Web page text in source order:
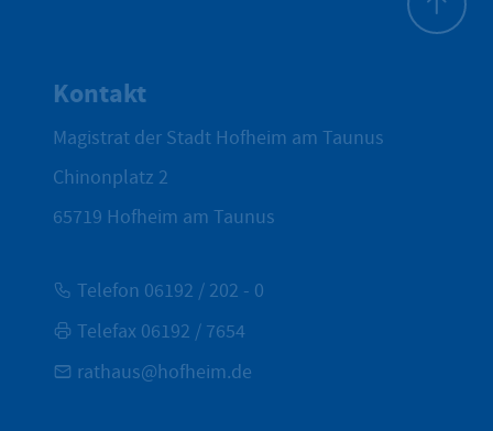
Kontakt
Magistrat der Stadt Hofheim am Taunus
Chinonplatz 2
65719 Hofheim am Taunus
Telefon 06192 / 202 - 0
Telefax 06192 / 7654
rathaus@hofheim.de